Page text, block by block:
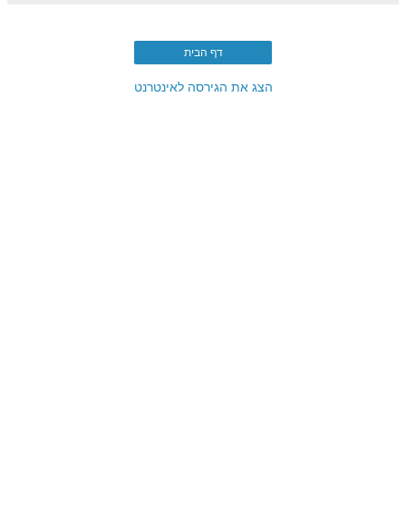
דף הבית
הצג את הגירסה לאינטרנט